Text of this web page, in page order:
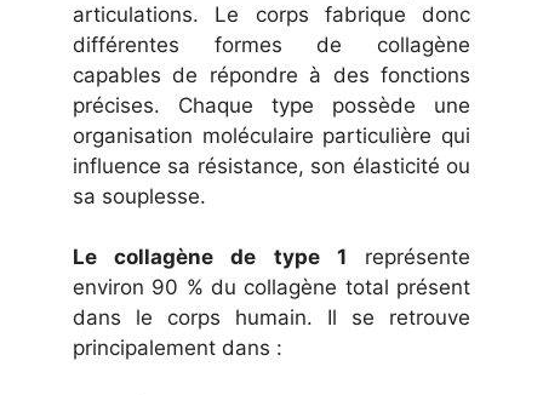
articulations. Le corps fabrique donc
différentes formes de collagène
capables de répondre à des fonctions
précises. Chaque type possède une
organisation moléculaire particulière qui
influence sa résistance, son élasticité ou
sa souplesse.
Le collagène de type 1 représente
environ 90 % du collagène total présent
dans le corps humain. Il se retrouve
principalement dans :